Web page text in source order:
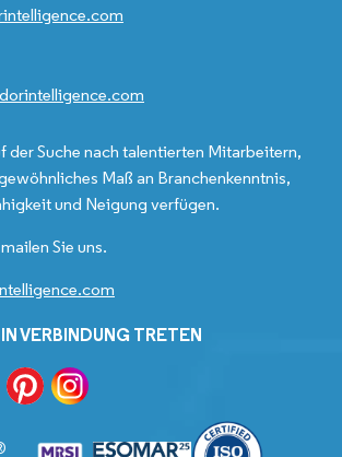
der Suche nach talentierten Mitarbeitern,
Maß an Branchenkenntnis,
und Neigung verfügen.
Sie uns.
VERBINDUNG TRETEN